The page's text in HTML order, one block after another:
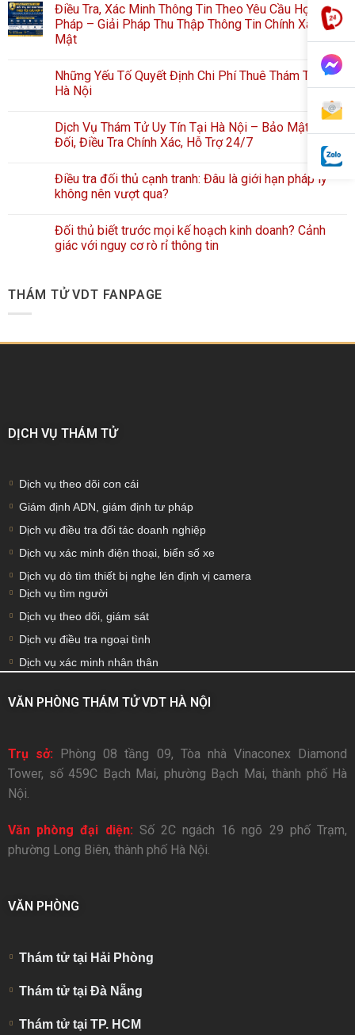
Điều Tra, Xác Minh Thông Tin Theo Yêu Cầu Hợp
Pháp – Giải Pháp Thu Thập Thông Tin Chính Xác, Bảo
Mật
Những Yếu Tố Quyết Định Chi Phí Thuê Thám Tử Tại
Hà Nội
Dịch Vụ Thám Tử Uy Tín Tại Hà Nội – Bảo Mật Tuyệt
Đối, Điều Tra Chính Xác, Hỗ Trợ 24/7
Điều tra đối thủ cạnh tranh: Đâu là giới hạn pháp lý
không nên vượt qua?
Đối thủ biết trước mọi kế hoạch kinh doanh? Cảnh
giác với nguy cơ rò rỉ thông tin
THÁM TỬ VDT FANPAGE
DỊCH VỤ THÁM TỬ
Dịch vụ theo dõi con cái
Giám định ADN, giám định tư pháp
Dịch vụ điều tra đối tác doanh nghiệp
Dịch vụ xác minh điện thoại, biển số xe
Dịch vụ dò tìm thiết bị nghe lén định vị camera
Dịch vụ tìm người
Dịch vụ theo dõi, giám sát
Dịch vụ điều tra ngoại tình
Dịch vụ xác minh nhân thân
VĂN PHÒNG THÁM TỬ VDT HÀ NỘI
Trụ sở: Phòng 08 tầng 09, Tòa nhà Vinaconex Diamond
Tower, số 459C Bạch Mai, phường Bạch Mai, thành phố Hà
Nội.
Văn phòng đại diện: Số 2C ngách 16 ngõ 29 phố Trạm,
phường Long Biên, thành phố Hà Nội.
VĂN PHÒNG
Thám tử tại Hải Phòng
Thám tử tại Đà Nẵng
Thám tử tại TP. HCM